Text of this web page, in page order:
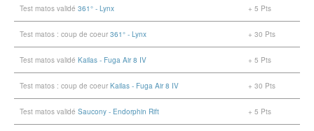
Test matos validé 361° - Lynx + 5 Pts
Test matos : coup de coeur 361° - Lynx + 30 Pts
Test matos validé Kailas - Fuga Air 8 IV + 5 Pts
Test matos : coup de coeur Kailas - Fuga Air 8 IV + 30 Pts
Test matos validé Saucony - Endorphin Rift + 5 Pts